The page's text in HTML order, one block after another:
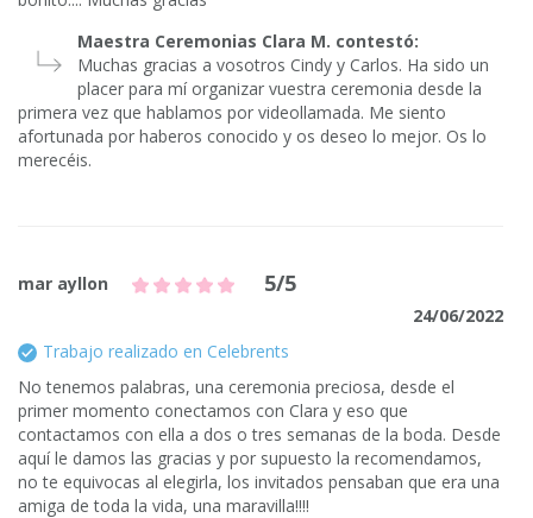
Maestra Ceremonias Clara M. contestó:
Muchas gracias a vosotros Cindy y Carlos. Ha sido un
placer para mí organizar vuestra ceremonia desde la
primera vez que hablamos por videollamada. Me siento
afortunada por haberos conocido y os deseo lo mejor. Os lo
merecéis.
mar ayllon 5/5
24/06/2022
Trabajo realizado en Celebrents
No tenemos palabras, una ceremonia preciosa, desde el
primer momento conectamos con Clara y eso que
contactamos con ella a dos o tres semanas de la boda. Desde
aquí le damos las gracias y por supuesto la recomendamos,
no te equivocas al elegirla, los invitados pensaban que era una
amiga de toda la vida, una maravilla!!!!